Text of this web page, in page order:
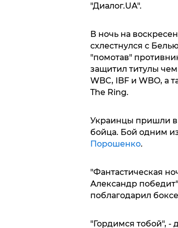
"Диалог.UA".
В ночь на
схлестнулся с
"помотав"
защитил титулы
WBC, IBF и WBO, а
The Ring.
Украинцы пришли в
бойца. Бой одним
Порошенко.
"Фантастическая
Александр
поблагодарил
"Гордимся тобой", -